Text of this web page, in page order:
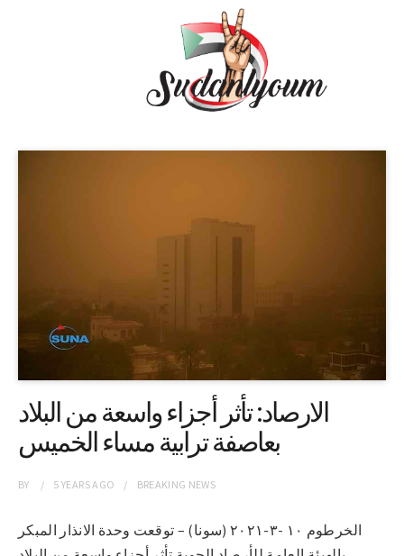
الارصاد: تأثر أجزاء واسعة من البلاد
بعاصفة ترابية مساء الخميس
BY 5 YEARSAGO BREAKING NEWS
الخرطوم ١٠ -٣-٢٠٢١ (سونا) – توقعت وحدة الانذار المبكر